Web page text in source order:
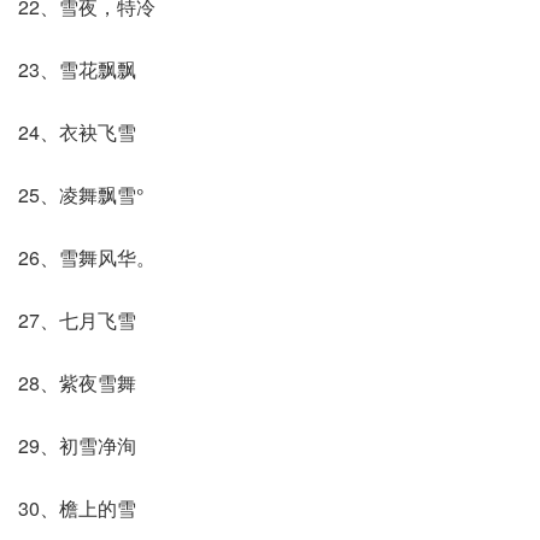
22、雪夜，特冷
23、雪花飘飘
24、衣袂飞雪
25、凌舞飘雪°
26、雪舞风华。
27、七月飞雪
28、紫夜雪舞
29、初雪净洵
30、檐上的雪